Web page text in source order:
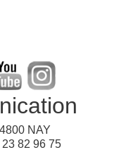
NAY
82 96 75